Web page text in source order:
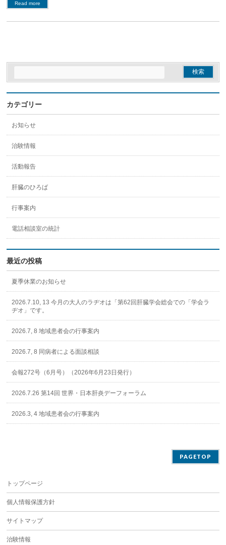
Read more
カテゴリー
お知らせ
治験情報
活動報告
肝臓のひろば
行事案内
電話相談室の統計
最近の投稿
夏季休業のお知らせ
2026.7.10, 13 今月の大人のラヂオは「第62回肝臓学会総会での「学会ラ
ヂオ」です。
2026.7, 8 地域患者会の行事案内
2026.7, 8 同病者による面談相談
会報272号（6月号）（2026年6月23日発行）
2026.7.26 第14回 世界・日本肝炎デーフォーラム
2026.3, 4 地域患者会の行事案内
PAGETOP
トップページ
個人情報保護方針
サイトマップ
治験情報